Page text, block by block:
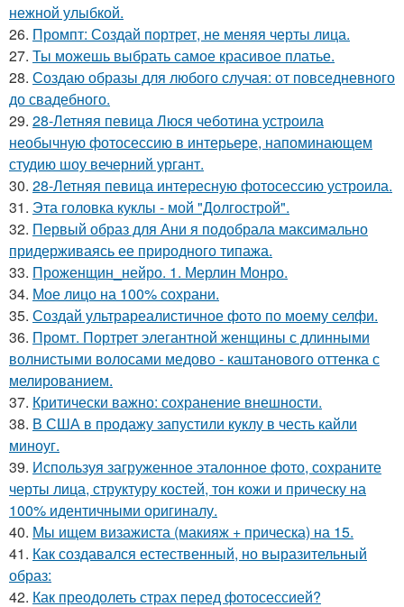
нежной улыбкой.
26. Промпт: Создай портрет, не меняя черты лица.
27. Ты можешь выбрать самое красивое платье.
28. Создаю образы для любого случая: от повседневного
до свадебного.
29. 28-Летняя певица Люся чеботина устроила
необычную фотосессию в интерьере, напоминающем
студию шоу вечерний ургант.
30. 28-Летняя певица интересную фотосессию устроила.
31. Эта головка куклы - мой "Долгострой".
32. Первый образ для Ани я подобрала максимально
придерживаясь ее природного типажа.
33. Проженщин_нейро. 1. Мерлин Монро.
34. Мое лицо на 100% сохрани.
35. Создай ультрареалистичное фото по моему селфи.
36. Промт. Портрет элегантной женщины с длинными
волнистыми волосами медово - каштанового оттенка с
мелированием.
37. Критически важно: сохранение внешности.
38. В США в продажу запустили куклу в честь кайли
миноуг.
39. Используя загруженное эталонное фото, сохраните
черты лица, структуру костей, тон кожи и прическу на
100% идентичными оригиналу.
40. Мы ищем визажиста (макияж + прическа) на 15.
41. Как создавался естественный, но выразительный
образ:
42. Как преодолеть страх перед фотосессией?